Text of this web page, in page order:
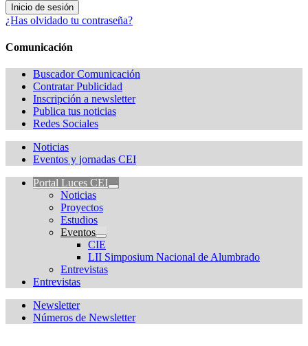
¿Has olvidado tu contraseña?
Comunicación
Buscador Comunicación
Contratar Publicidad
Inscripción a newsletter
Publica tus noticias
Redes Sociales
Noticias
Eventos y jornadas CEI
Portal Luces CEI
Noticias
Proyectos
Estudios
Eventos
CIE
LII Simposium Nacional de Alumbrado
Entrevistas
Entrevistas
Newsletter
Números de Newsletter